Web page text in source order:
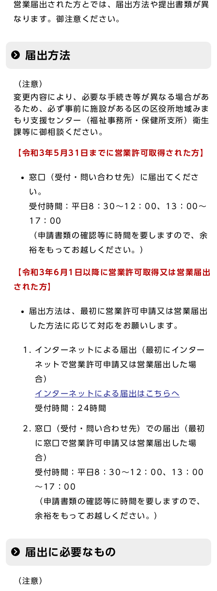
営業届出された方とでは、届出方法や提出書類が異
なります。御注意ください。
届出方法
（注意）
変更内容により、必要な手続き等が異なる場合があ
るため、必ず事前に施設がある区の区役所地域みま
もり支援センター（福祉事務所・保健所支所）衛生
課等に御相談ください。
【令和3年5月31日までに営業許可取得された方】
窓口（受付・問い合わせ先）に届出てくださ
い。
受付時間：平日8：30～12：00、13：00～
17：00
（申請書類の確認等に時間を要しますので、余
裕をもってお越しください。）
【令和3年6月1日以降に営業許可取得又は営業届出
された方】
届出方法は、最初に営業許可申請又は営業届出
した方法に応じて対応をお願いします。
インターネットによる届出（最初にインター
ネットで営業許可申請又は営業届出した場
合）
インターネットによる届出はこちらへ
受付時間：24時間
窓口（受付・問い合わせ先）での届出（最初
に窓口で営業許可申請又は営業届出した場
合）
受付時間：平日8：30～12：00、13：00
～17：00
（申請書類の確認等に時間を要しますので、
余裕をもってお越しください。）
届出に必要なもの
（注意）